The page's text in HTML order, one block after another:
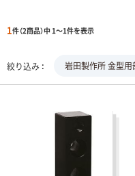
1件（2商品）中 1～1件を表示
絞り込み 岩田製作所 金型